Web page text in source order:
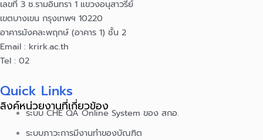
เลขที่ 3 ซ.รามอินทรา 1 แขวงอนุสาวรีย์
เขตบางเขน กรุงเทพฯ 10220
อาคารมังคละพฤกษ์ (อาคาร 1) ชั้น 2
Email : krirk.ac.th
Tel : 02
Quick Links
ลิงค์หน่วยงานที่เกี่ยวข้อง
ระบบ CHE QA Online System ของ สกอ.
ระบบภาวะการมีงานทำของบัณฑิต